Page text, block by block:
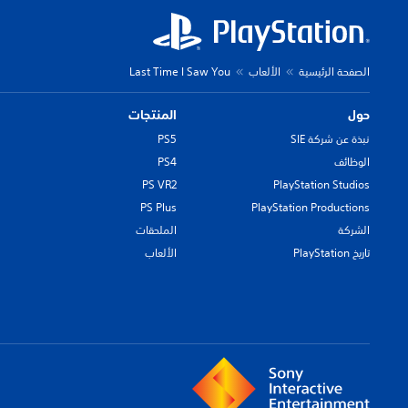
الصفحة الرئيسية الألعاب Last Time I Saw You
حول
نبذة عن شركة SIE
الوظائف
PlayStation Studios
PlayStation Productions
الشركة
تاريخ PlayStation
المنتجات
PS5
PS4
PS VR2
PS Plus
الملحقات
الألعاب